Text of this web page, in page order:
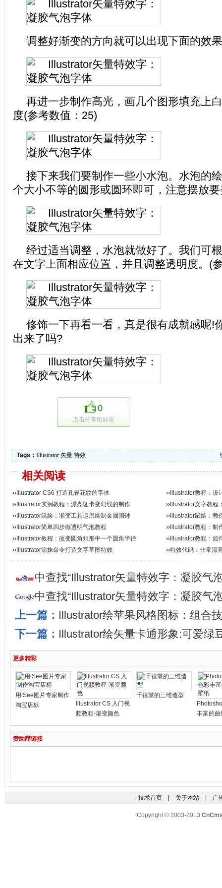
调整好渐变的方向就可以出现下面的效果
再进一步制作高光，画几个图形填充上
度(参考数值：25)
接下来我们要制作一些小水泡。水泡的
个大小不等的圆形或圆环即可，注意摆放
经过适当调整，水泡就做好了。我们可
在文字上面相应位置，并且调整透明度。(
修饰一下再看一看，真是很有成就感呢!
出来了吗?
0
点击分享给好友
Tags： Illustrator 矢量 特效
相关阅读
›› Illustrator CS6 打造孔雀花纹的字体 ›› Illustrator教程：
›› Illustrator实例教程：漂亮证卡变幻线的制作 ›› Illustrator文字教
›› Illustrator鼠绘：渐变工具运用绘制金属闹钟 ›› Illustrator鼠绘：
›› Illustrator简单四步做透明气泡教程 ›› Illustrator教程：
›› Illustrator教程：改变圆角矩形中一个圆角半径 ›› Illustrator教程：
›› Illustrator涂抹命令打造文字草图特效 ››特效代码：非常漂
中查找“Illustrator矢量特效字：凝胶气
中查找“Illustrator矢量特效字：凝胶气
上一篇： Illustrator绘苹果风格图标：组合
下一篇： Illustrator绘矢量卡通形象:可爱绿
更多精彩
用iSee图片专家制作
淘宝店标
Illustrator CS 入门视
频教程-渐变颜色
千禧堂的三维造型
丰富的曲
赞助商链接
技术首页| 关于本站 | 广
Copyright © 2003-2013